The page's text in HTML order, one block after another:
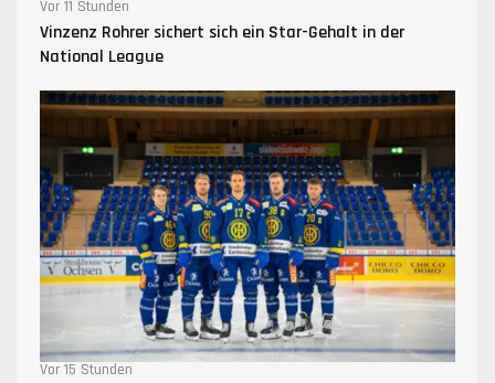
Vor 11 Stunden
Vinzenz Rohrer sichert sich ein Star-Gehalt in der
National League
Vor 15 Stunden